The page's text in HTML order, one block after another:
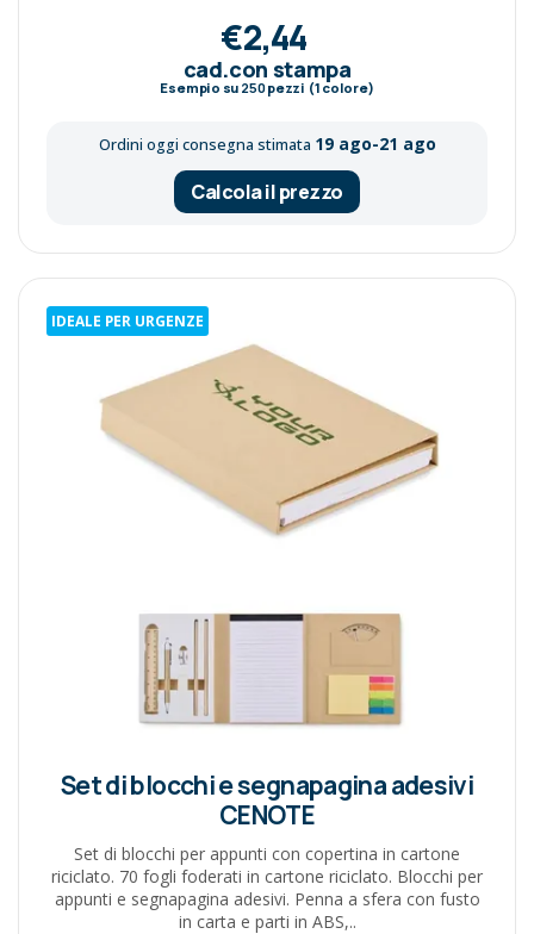
€2,44
cad.con stampa
Esempio su 250pezzi (1 colore)
Ordini oggi consegna stimata 19 ago-21 ago
Calcola il prezzo
IDEALE PER URGENZE
Set di blocchi e segnapagina adesivi
CENOTE
Set di blocchi per appunti con copertina in cartone
riciclato. 70 fogli foderati in cartone riciclato. Blocchi per
appunti e segnapagina adesivi. Penna a sfera con fusto
in carta e parti in ABS,..